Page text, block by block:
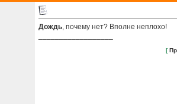
Дождь, почему нет? Вполне неплохо!
[